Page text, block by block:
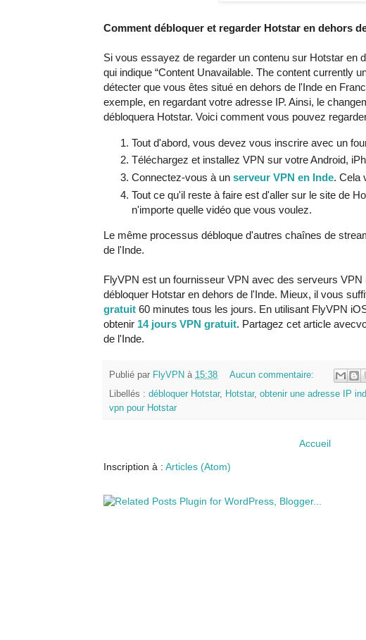
Comment débloquer et regarder Hotstar en dehors
Si vous essayez de regarder un contenu sur Hotstar en
qui indique “Content Unavailable. The content currently
détecter que vous êtes situé en dehors de l'Inde en
exemple, en regardant votre adresse IP. Ainsi, le
débloquera Hotstar. Voici comment vous pouvez
Tout d'abord, vous devez vous inscrire avec un
Téléchargez et installez VPN sur votre Android,
Connectez-vous à un serveur VPN en Inde. Cela
Tout ce qu'il reste à faire est d'aller sur le site de
n'importe quelle vidéo que vous voulez.
Le même processus débloque d'autres chaînes de
de l'Inde.
FlyVPN est un fournisseur VPN avec des serveurs
débloquer Hotstar en dehors de l'Inde. Mieux, il vous
gratuit 60 minutes tous les jours. En utilisant FlyVPN
obtenir 14 jours VPN gratuit. Partagez cet article
de l'Inde.
Publié par FlyVPN à 15:38
Aucun commentaire:
Libellés : débloquer Hotstar, Hotstar, obtenir une adresse IP
vpn pour Hotstar
Accueil
Inscription à : Articles (Atom)